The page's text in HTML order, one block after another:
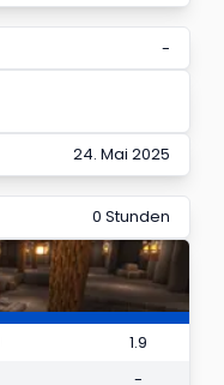
-
24. Mai 2025
0 Stunden
1.9
-